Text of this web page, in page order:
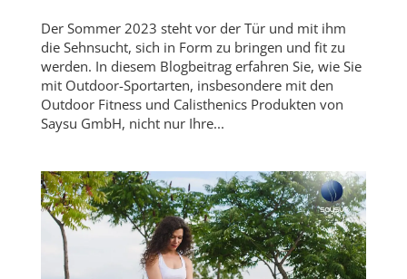
Der Sommer 2023 steht vor der Tür und mit ihm
die Sehnsucht, sich in Form zu bringen und fit zu
werden. In diesem Blogbeitrag erfahren Sie, wie Sie
mit Outdoor-Sportarten, insbesondere mit den
Outdoor Fitness und Calisthenics Produkten von
Saysu GmbH, nicht nur Ihre...